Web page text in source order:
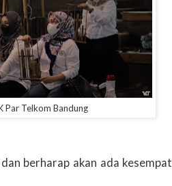
Par Telkom Bandung
berharap akan ada